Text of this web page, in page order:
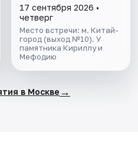
17 сентября 2026 •
четверг
Место встречи: м. Китай-
город (выход №10). У
памятника Кириллу и
Мефодию
в Москве →